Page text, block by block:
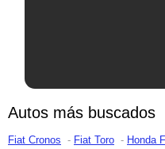
Autos más buscados
Fiat Cronos Fiat Toro Honda